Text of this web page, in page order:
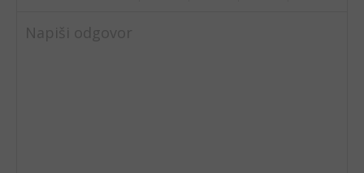
Napiši odgovor